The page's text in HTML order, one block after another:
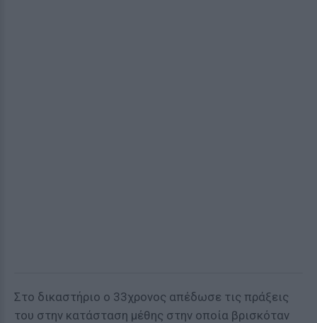
Στο δικαστήριο ο 33χρονος απέδωσε τις πράξεις
του στην κατάσταση μέθης στην οποία βρισκόταν